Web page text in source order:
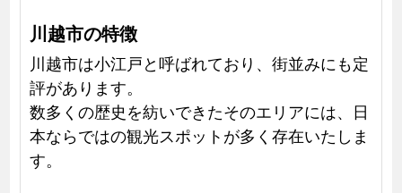
川越市の特徴
川越市は小江戸と呼ばれており、街並みにも定
評があります。
数多くの歴史を紡いできたそのエリアには、日
本ならではの観光スポットが多く存在いたしま
す。